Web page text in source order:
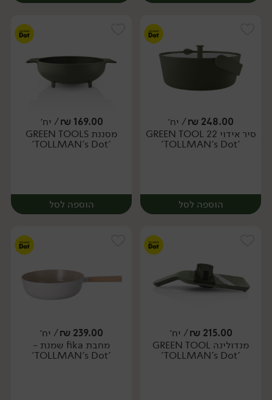
יח׳ יח׳
248.00
₪/ יח׳
סיר אידוי GREEN TOOL 22
'TOLLMAN's Dot'
הוספה לסל
יח׳
169.00
₪/ יח׳
מסננת GREEN TOOLS
'TOLLMAN's Dot'
הוספה לסל
יח׳
215.00
₪/ יח׳
מנדולינה GREEN TOOL
'TOLLMAN's Dot'
239.00
₪/ יח׳
מחבת fika שמנת -
'TOLLMAN's Dot'